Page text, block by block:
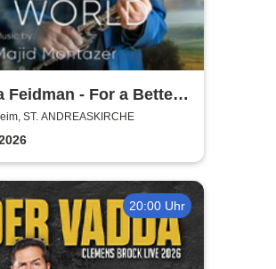
Feidman - For a Better
ST. ANDREASKIRCHE
20:00 Uhr